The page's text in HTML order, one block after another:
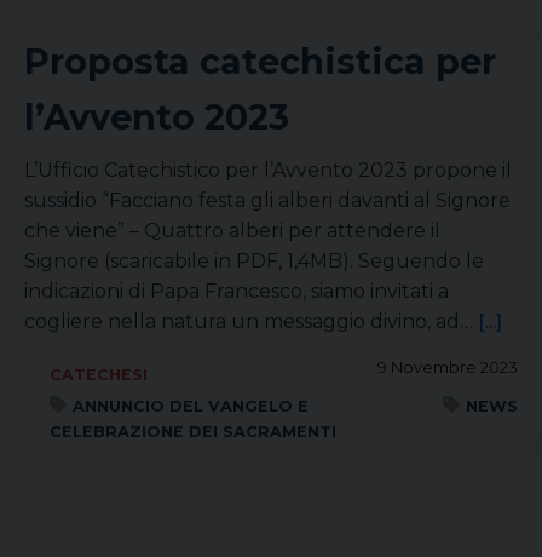
Proposta catechistica per
l’Avvento 2023
L’Ufficio Catechistico per l’Avvento 2023 propone il
sussidio “Facciano festa gli alberi davanti al Signore
che viene” – Quattro alberi per attendere il
Signore (scaricabile in PDF, 1,4MB). Seguendo le
indicazioni di Papa Francesco, siamo invitati a
cogliere nella natura un messaggio divino, ad… [...]
9 Novembre 2023
CATECHESI
ANNUNCIO DEL VANGELO E
CELEBRAZIONE DEI SACRAMENTI
NEWS